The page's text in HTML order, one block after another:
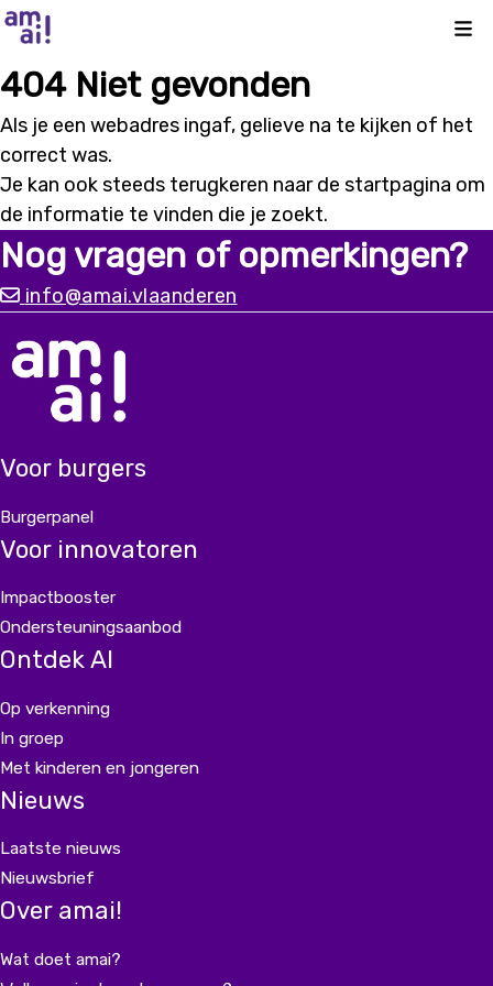
404 Niet gevonden
Als je een webadres ingaf, gelieve na te kijken of het
correct was.
Je kan ook steeds terugkeren naar de startpagina om
de informatie te vinden die je zoekt.
Nog vragen of opmerkingen?
info@amai.vlaanderen
Voor burgers
Burgerpanel
Voor innovatoren
Impactbooster
Ondersteuningsaanbod
Ontdek AI
Op verkenning
In groep
Met kinderen en jongeren
Nieuws
Laatste nieuws
Nieuwsbrief
Over amai!
Wat doet amai?